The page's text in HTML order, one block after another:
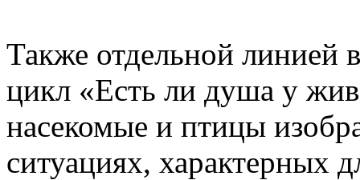
Также отдельной линией
цикл «Есть ли душа у
насекомые и птицы
ситуациях, характерных